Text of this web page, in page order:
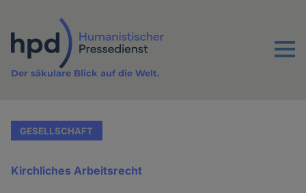
Inhalt
Menu
Der säkulare Blick auf die Welt.
GESELLSCHAFT
Kirchliches Arbeitsrecht